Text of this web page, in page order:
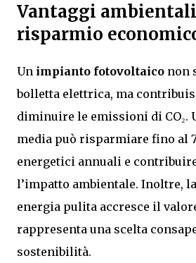
Vantaggi
risparmio
Un impianto fotovoltaico non
bolletta elettrica, ma
diminuire le emissioni di CO₂.
media può risparmiare fino al
energetici annuali e
l’impatto ambientale. Inoltre,
energia pulita accresce il
rappresenta una scelta
sostenibilità.